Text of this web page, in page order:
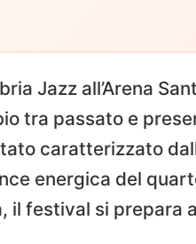
Jazz all’Arena
tra passato e
caratterizzato
energica del
il festival si prepara